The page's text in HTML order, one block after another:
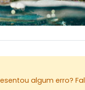
algum erro?